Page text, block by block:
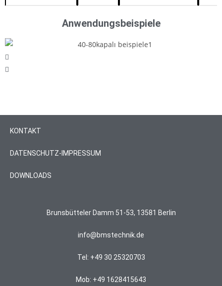
Anwendungsbeispiele
KONTAKT
DATENSCHUTZ-IMPRESSUM
DOWNLOADS
Brunsbütteler Damm 51-53, 13581 Berlin
info@bmstechnik.de
Tel: +49 30 25320703
Mob: +49 1628415643